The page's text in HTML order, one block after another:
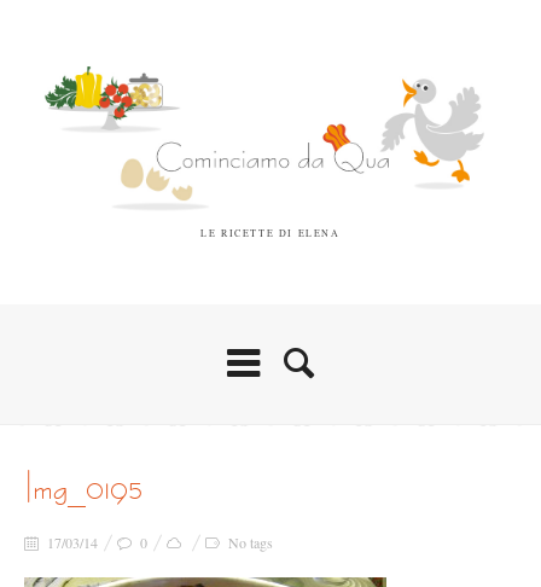
LE RICETTE DI ELENA
img_0195
17/03/14 0 No tags